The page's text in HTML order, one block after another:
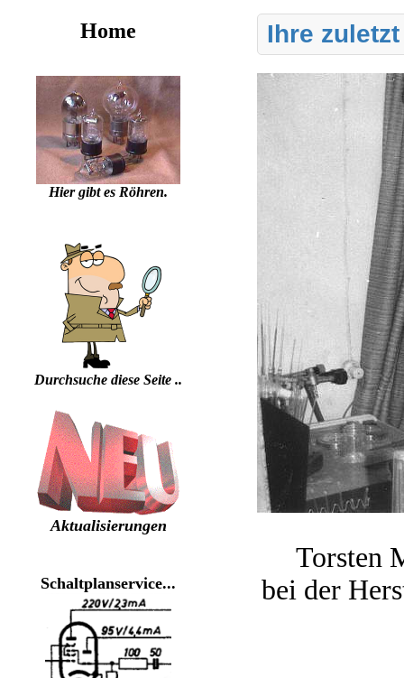
Home
Hier gibt es Röhren.
Durchsuche diese Seite ..
Aktualisierungen
Schaltplanservice...
Ihre
Torsten
bei der